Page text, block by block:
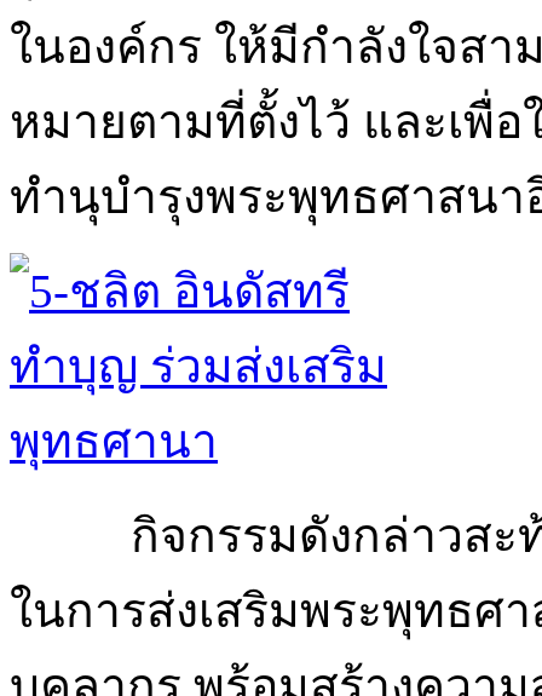
ในองค์กร ให้มีกำลังใจส
หมายตามที่ตั้งไว้ และเพื่
ทำนุบำรุงพระพุทธศาสนา
กิจกรรมดังกล่าวส
ในการส่งเสริมพระพุทธ